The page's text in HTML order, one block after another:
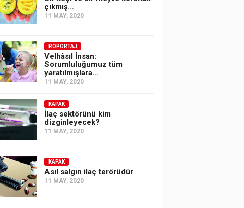
çıkmış…
11 MAY, 2020
RÖPORTAJ
Velhâsıl İnsan:
Sorumluluğumuz tüm
yaratılmışlara…
11 MAY, 2020
KAPAK
İlaç sektörünü kim
dizginleyecek?
11 MAY, 2020
KAPAK
Asıl salgın ilaç terörüdür
11 MAY, 2020